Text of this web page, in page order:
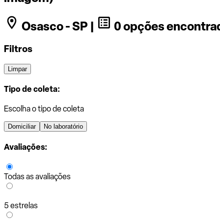
Osasco - SP |
0 opções
Filtros
Limpar
Tipo de coleta:
Escolha o tipo de coleta
Domiciliar No laboratório
Avaliações:
Todas as avaliações
5 estrelas